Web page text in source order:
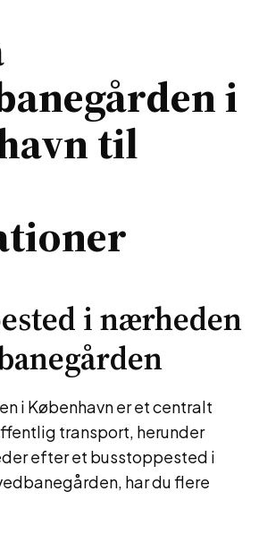
i
til
i nærheden
i København er et centralt
transport, herunder
efter et busstoppested i
har du flere